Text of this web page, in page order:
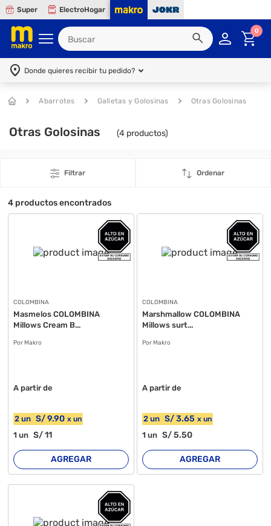
Super ElectroHogar
0
Donde quieres recibir tu pedido?
Abarrotes Galletas y Golosinas Otras Golosinas
Otras Golosinas (4 productos)
Filtrar Ordenar
4 productos encontrados
COLOMBINA
Masmelos COLOMBINA
Millows Cream B...
Por Makro
A partir de
2 un S/9.90 xun
1un S/11
AGREGAR
COLOMBINA
Marshmallow COLOMBINA
Millows surt...
Por Makro
A partir de
2 un S/3.65 x un
1 un S/5.50
AGREGAR